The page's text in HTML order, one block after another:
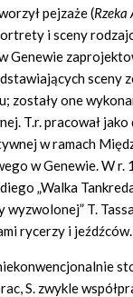
pejzaże (Rzeka
i sceny
Genewie
sceny
zostały one
T.r. pracował
w ramach
w Genewie. W r.
„Walka
wyzwolonej” T.
rycerzy i jeźdźców.
S. zwykle